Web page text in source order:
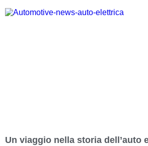
Un viaggio nella storia dell’auto